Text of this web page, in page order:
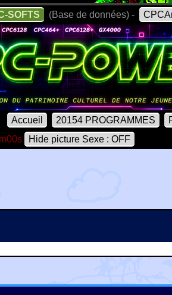
SOFTS (Base de données) -
Accueil 20154 PROGRAMMES
Hide picture Sexe : OFF